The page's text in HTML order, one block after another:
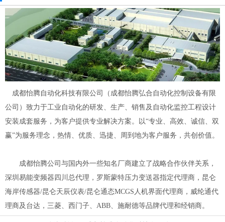
成都怡腾自动化科技有限公司（成都怡腾弘合自动化控制设备有限
公司）致力于工业自动化的研发、生产、销售及自动化监控工程设计
安装成套服务，为客户提供专业解决方案。以“专业、高效、诚信、双
赢”为服务理念，热情、优质、迅捷、周到地为客户服务，共创价值。
成都怡腾公司与国内外一些知名厂商建立了战略合作伙伴关系，
深圳易能变频器四川总代理，罗斯蒙特压力变送器指定代理商，昆仑
海岸传感器/昆仑天辰仪表/昆仑通态MCGS人机界面代理商，威纶通代
理商及台达，三菱、西门子、ABB、施耐德等品牌代理和经销商。